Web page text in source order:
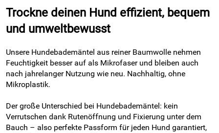
Trockne deinen Hund effizient, bequem
und umweltbewusst
Unsere Hundebademäntel aus reiner Baumwolle nehmen
Feuchtigkeit besser auf als Mikrofaser und bleiben auch
nach jahrelanger Nutzung wie neu. Nachhaltig, ohne
Mikroplastik.
Der große Unterschied bei Hundebademäntel: kein
Verrutschen dank Rutenöffnung und Fixierung unter dem
Bauch – also perfekte Passform für jeden Hund garantiert,